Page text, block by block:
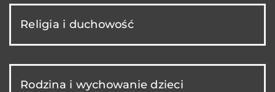
Religia i duchowość
Rodzina i wychowanie dzieci